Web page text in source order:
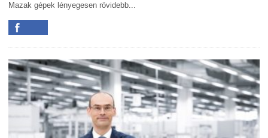
Mazak gépek lényegesen rövidebb...